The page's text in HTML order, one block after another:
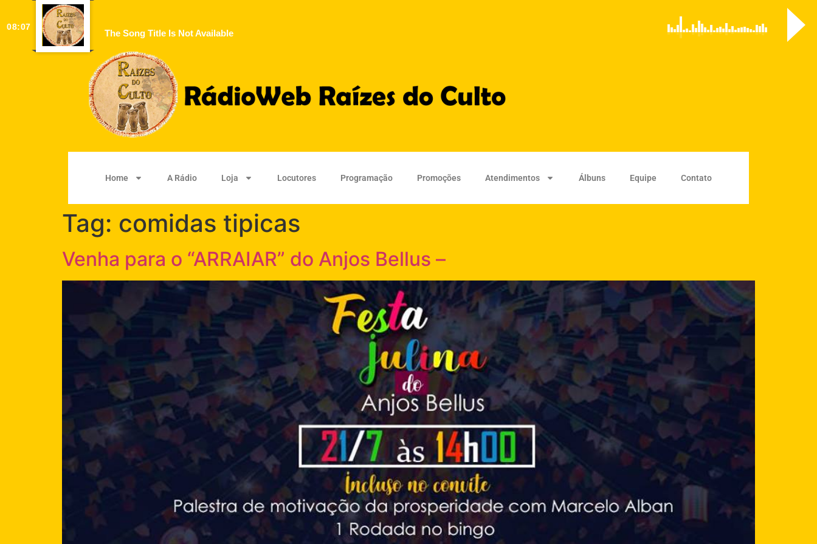
08:07
The Song Title Is Not Available
Home A Rádio Loja Locutores Programação Promoções Atendimentos Álbuns Equipe Contato
Tag: comidas tipicas
Venha para o “ARRAIAR” do Anjos Bellus –